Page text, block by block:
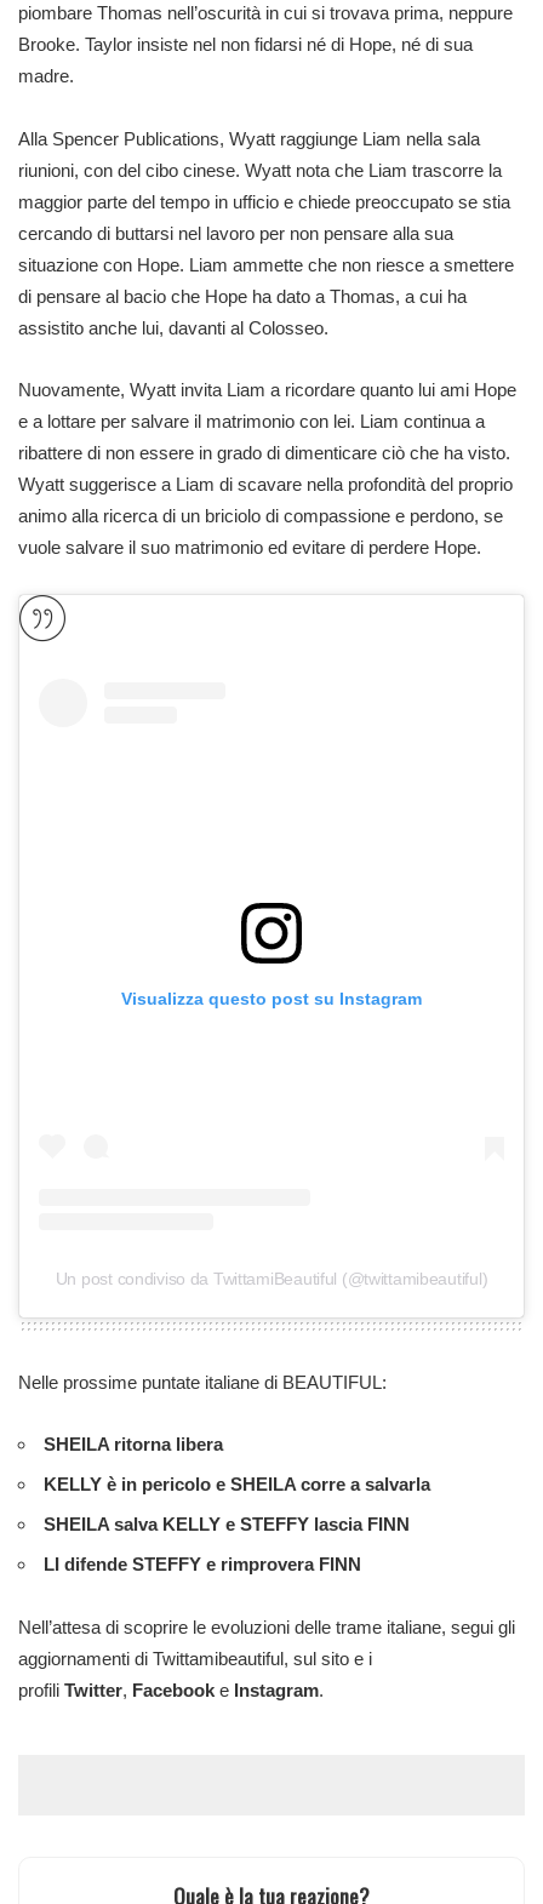
piombare Thomas nell’oscurità in cui si trovava prima, neppure
Brooke. Taylor insiste nel non fidarsi né di Hope, né di sua
madre.
Alla Spencer Publications, Wyatt raggiunge Liam nella sala
riunioni, con del cibo cinese. Wyatt nota che Liam trascorre la
maggior parte del tempo in ufficio e chiede preoccupato se stia
cercando di buttarsi nel lavoro per non pensare alla sua
situazione con Hope. Liam ammette che non riesce a smettere
di pensare al bacio che Hope ha dato a Thomas, a cui ha
assistito anche lui, davanti al Colosseo.
Nuovamente, Wyatt invita Liam a ricordare quanto lui ami Hope
e a lottare per salvare il matrimonio con lei. Liam continua a
ribattere di non essere in grado di dimenticare ciò che ha visto.
Wyatt suggerisce a Liam di scavare nella profondità del proprio
animo alla ricerca di un briciolo di compassione e perdono, se
vuole salvare il suo matrimonio ed evitare di perdere Hope.
Visualizza questo post su Instagram
Un post condiviso da TwittamiBeautiful (@twittamibeautiful)
Nelle prossime puntate italiane di BEAUTIFUL:
SHEILA ritorna libera
KELLY è in pericolo e SHEILA corre a salvarla
SHEILA salva KELLY e STEFFY lascia FINN
LI difende STEFFY e rimprovera FINN
Nell’attesa di scoprire le evoluzioni delle trame italiane, segui gli
aggiornamenti di Twittamibeautiful, sul sito e i
profili Twitter, Facebook e Instagram.
Quale è la tua reazione?